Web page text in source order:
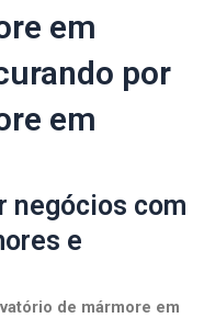
em
por
em
negócios com
e
de mármore em